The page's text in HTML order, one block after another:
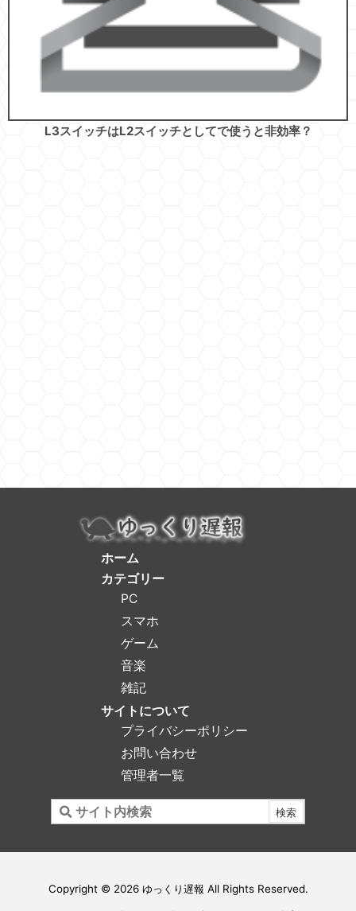
L3スイッチはL2スイッチとしてで使うと非効率？
ホーム
カテゴリー
PC
スマホ
ゲーム
音楽
雑記
サイトについて
プライバシーポリシー
お問い合わせ
管理者一覧
Copyright © 2026 ゆっくり遅報 All Rights Reserved.